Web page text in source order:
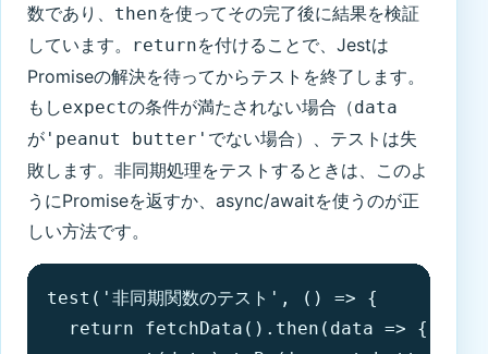
数であり、 thenを使ってその完了後に結果を検証
しています。
returnを付けることで、Jestは
Promiseの解決を待ってからテストを終了します。
もしexpectの条件が満たされない場合（data
が 'peanut butter' でない場合）、テストは失
敗します。非同期処理をテストするときは、このよ
うにPromiseを返すか、async/awaitを使うのが正
しい方法です。
test('非同期関数のテスト', () => {
  return fetchData().then(data => {